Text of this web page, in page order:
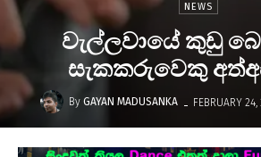
NEWS
වැල්ලවායේ කුඩු
සැකකරුවෙකු
By GAYAN MADUSANKA - FEBRUARY